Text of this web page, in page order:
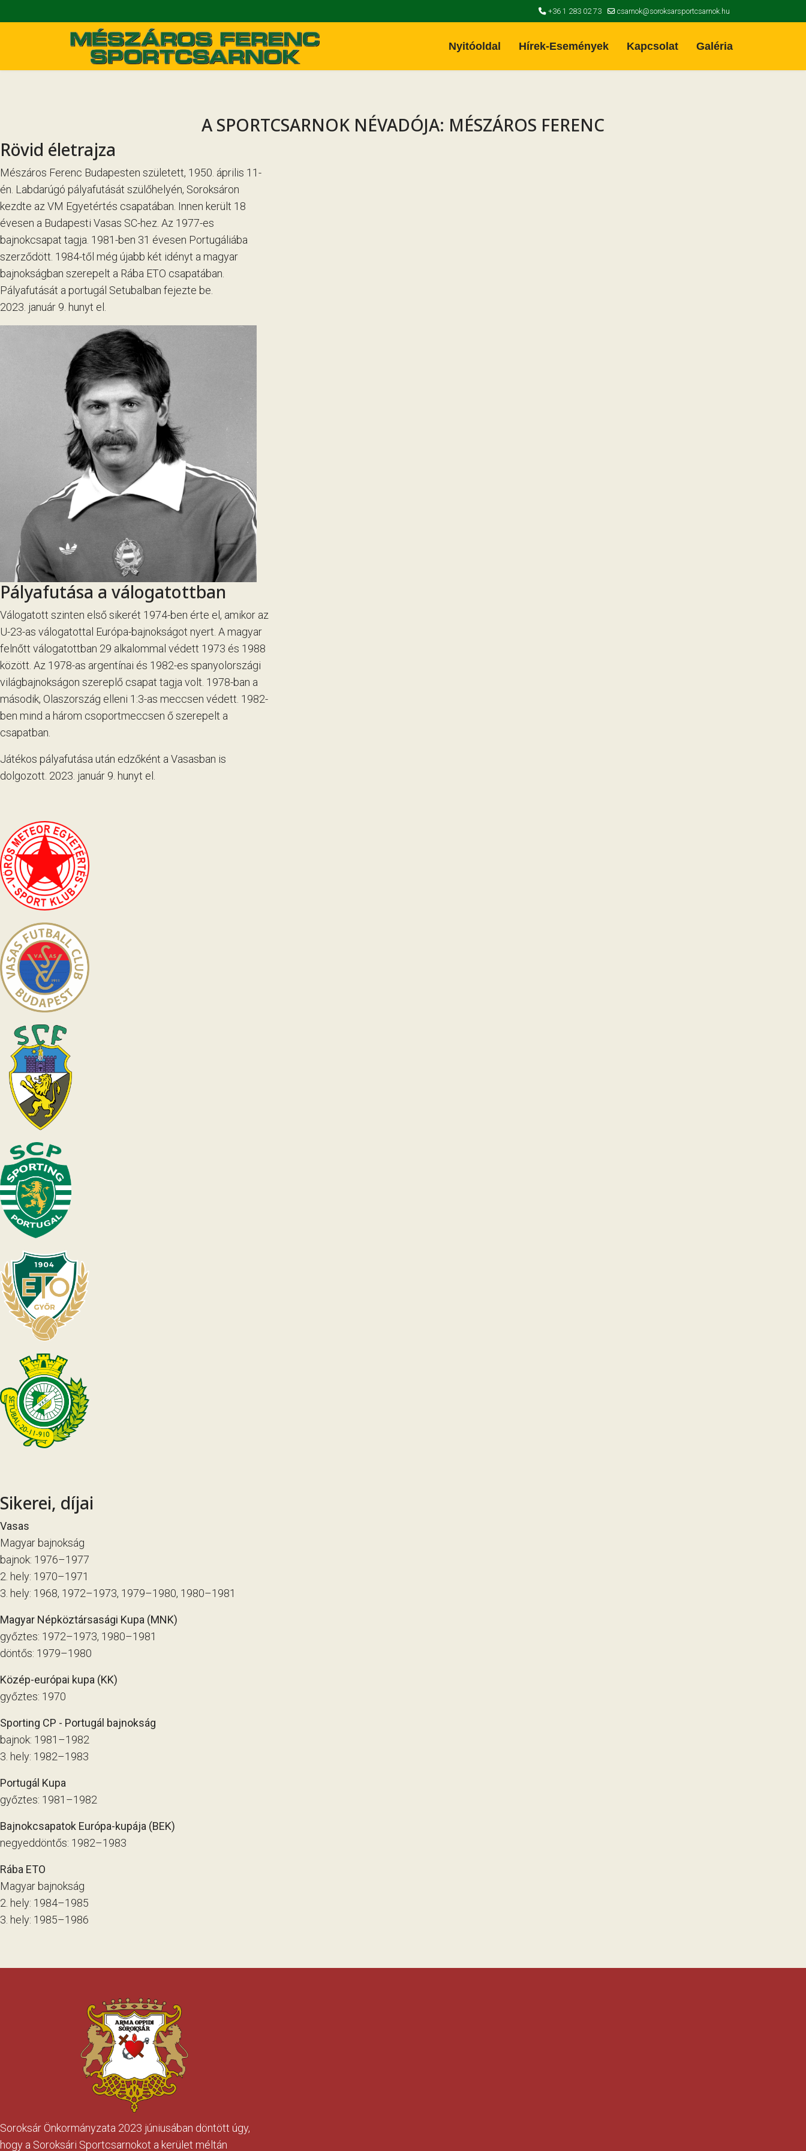
+36 1 283 02 73 csarnok@soroksarsportcsarnok.hu
Nyitóoldal Hírek-Események Kapcsolat Galéria
A SPORTCSARNOK NÉVADÓJA: MÉSZÁROS FERENC
Rövid életrajza
Mészáros Ferenc Budapesten született, 1950. április 11-
én. Labdarúgó pályafutását szülőhelyén, Soroksáron
kezdte az VM Egyetértés csapatában. Innen került 18
évesen a Budapesti Vasas SC-hez. Az 1977-es
bajnokcsapat tagja. 1981-ben 31 évesen Portugáliába
szerződött. 1984-től még újabb két idényt a magyar
bajnokságban szerepelt a Rába ETO csapatában.
Pályafutását a portugál Setubalban fejezte be.
2023. január 9. hunyt el.
Pályafutása a válogatottban
Válogatott szinten első sikerét 1974-ben érte el, amikor az
U-23-as válogatottal Európa-bajnokságot nyert. A magyar
felnőtt válogatottban 29 alkalommal védett 1973 és 1988
között. Az 1978-as argentínai és 1982-es spanyolországi
világbajnokságon szereplő csapat tagja volt. 1978-ban a
második, Olaszország elleni 1:3-as meccsen védett. 1982-
ben mind a három csoportmeccsen ő szerepelt a
csapatban.
Játékos pályafutása után edzőként a Vasasban is
dolgozott. 2023. január 9. hunyt el.
Sikerei, díjai
Vasas
Magyar bajnokság
bajnok: 1976–1977
2. hely: 1970–1971
3. hely: 1968, 1972–1973, 1979–1980, 1980–1981
Magyar Népköztársasági Kupa (MNK)
győztes: 1972–1973, 1980–1981
döntős: 1979–1980
Közép-európai kupa (KK)
győztes: 1970
Sporting CP - Portugál bajnokság
bajnok: 1981–1982
3. hely: 1982–1983
Portugál Kupa
győztes: 1981–1982
Bajnokcsapatok Európa-kupája (BEK)
negyeddöntős: 1982–1983
Rába ETO
Magyar bajnokság
2. hely: 1984–1985
3. hely: 1985–1986
Soroksár Önkormányzata 2023 júniusában döntött úgy,
hogy a Soroksári Sportcsarnokot a kerület méltán